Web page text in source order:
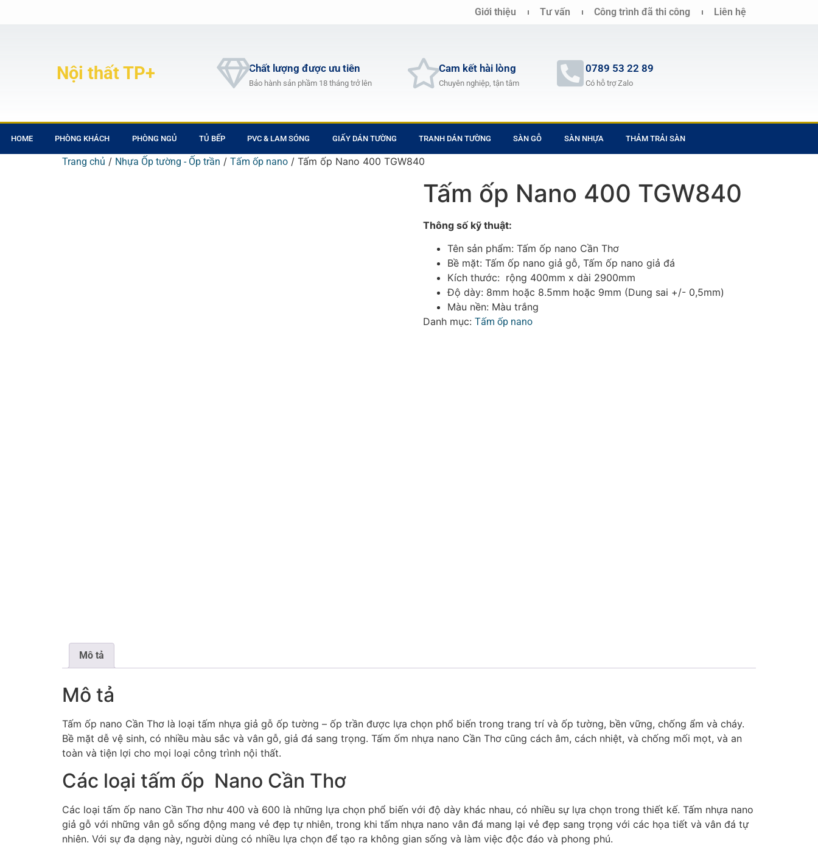
Giới thiệu Tư vấn Công trình đã thi công Liên hệ
Nội thất TP+ Chất lượng được ưu tiên
Bảo hành sản phầm 18 tháng trở lên
Cam kết hài lòng
Chuyên nghiệp, tận tâm
0789 53 22 89
Có hỗ trợ Zalo
HOME PHÒNG KHÁCH PHÒNG NGỦ TỦ BẾP PVC & LAM SÓNG GIẤY DÁN TƯỜNG TRANH DÁN TƯỜNG SÀN GỖ SÀN NHỰA THẢM TRẢI SÀN
Trang chủ / Nhựa Ốp tường - Ốp trần / Tấm ốp nano / Tấm ốp Nano 400 TGW840
Tấm ốp Nano 400 TGW840
Thông số kỹ thuật:
Tên sản phẩm: Tấm ốp nano Cần Thơ
Bề mặt: Tấm ốp nano giả gỗ, Tấm ốp nano giả đá
Kích thước: rộng 400mm x dài 2900mm
Độ dày: 8mm hoặc 8.5mm hoặc 9mm (Dung sai +/- 0,5mm)
Màu nền: Màu trắng
Danh mục: Tấm ốp nano
Mô tả
Mô tả
Tấm ốp nano Cần Thơ là loại tấm nhựa giả gỗ ốp tường – ốp trần được lựa chọn phổ biến trong trang trí và ốp tường, bền vững, chống ẩm và cháy.
Bề mặt dễ vệ sinh, có nhiều màu sắc và vân gỗ, giả đá sang trọng. Tấm ốm nhựa nano Cần Thơ cũng cách âm, cách nhiệt, và chống mối mọt, và an
toàn và tiện lợi cho mọi loại công trình nội thất.
Các loại tấm ốp Nano Cần Thơ
Các loại tấm ốp nano Cần Thơ như 400 và 600 là những lựa chọn phổ biến với độ dày khác nhau, có nhiều sự lựa chọn trong thiết kế. Tấm nhựa nano
giả gỗ với những vân gỗ sống động mang vẻ đẹp tự nhiên, trong khi tấm nhựa nano vân đá mang lại vẻ đẹp sang trọng với các họa tiết và vân đá tự
nhiên. Với sự đa dạng này, người dùng có nhiều lựa chọn để tạo ra không gian sống và làm việc độc đáo và phong phú.